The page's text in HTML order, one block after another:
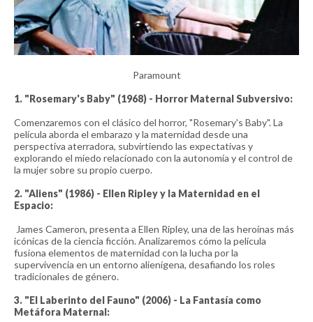
Paramount
1. "Rosemary's Baby" (1968) - Horror Maternal Subversivo:
Comenzaremos con el clásico del horror, "Rosemary's Baby". La
película aborda el embarazo y la maternidad desde una
perspectiva aterradora, subvirtiendo las expectativas y
explorando el miedo relacionado con la autonomía y el control de
la mujer sobre su propio cuerpo.
2. "Aliens" (1986) - Ellen Ripley y la Maternidad en el
Espacio:
James Cameron, presenta a Ellen Ripley, una de las heroínas más
icónicas de la ciencia ficción. Analizaremos cómo la película
fusiona elementos de maternidad con la lucha por la
supervivencia en un entorno alienígena, desafiando los roles
tradicionales de género.
3. "El Laberinto del Fauno" (2006) - La Fantasía como
Metáfora Maternal: